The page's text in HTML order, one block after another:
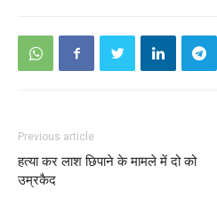
Previous article
हत्या कर लाश छिपाने के मामले में दो को
उम्रकैद